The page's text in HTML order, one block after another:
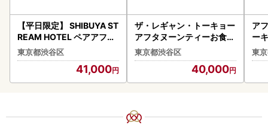
【平日限定】 SHIBUYA ST
REAM HOTEL ペアアフタ
ヌーンティーご利用券（1
組2名様） 【012006】
東京都渋谷区
41,000
ザ・レギャン・トーキョー
アフタヌーンティーお食事
券（2名様分）
東京都渋谷区
40,000
ア
ー
京
ー
東